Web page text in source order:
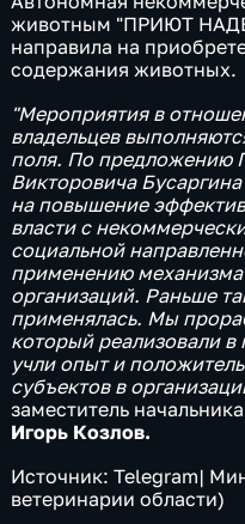
животным "ПРИЮТ
направила на
содержания животных.
"Мероприятия в
владельцев
поля. По предложению
Викторовича
на повышение
власти с
социальной
применению
организаций. Раньше
применялась. Мы
который реализовали
учли опыт и
субъектов в
заместитель
Игорь Козлов.
Источник: Telegram|
ветеринарии области)